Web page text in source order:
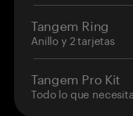
Tangem Ring
Anillo y 2 tarjetas
Tangem Pro Kit
Todo lo que